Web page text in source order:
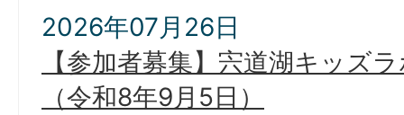
2026年07月26日
【参加者募集】宍道湖キッズ
（令和8年9月5日）